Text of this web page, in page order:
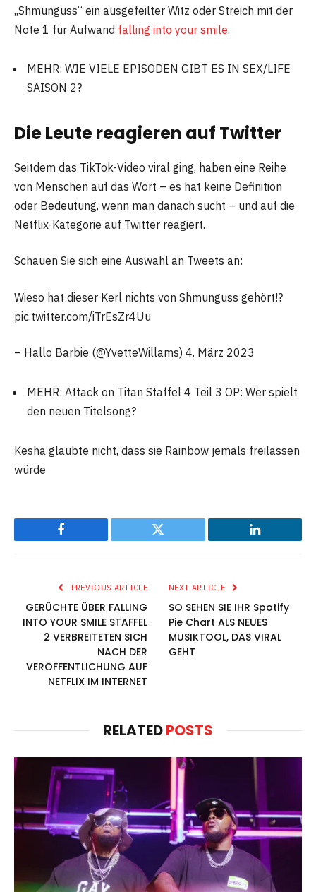
„Shmunguss“ ein ausgefeilter Witz oder Streich mit der
Note 1 für Aufwand falling into your smile.
MEHR: WIE VIELE EPISODEN GIBT ES IN SEX/LIFE
SAISON 2?
Die Leute reagieren auf Twitter
Seitdem das TikTok-Video viral ging, haben eine Reihe
von Menschen auf das Wort – es hat keine Definition
oder Bedeutung, wenn man danach sucht – und auf die
Netflix-Kategorie auf Twitter reagiert.
Schauen Sie sich eine Auswahl an Tweets an:
Wieso hat dieser Kerl nichts von Shmunguss gehört!?
pic.twitter.com/iTrEsZr4Uu
– Hallo Barbie (@YvetteWillams) 4. März 2023
MEHR: Attack on Titan Staffel 4 Teil 3 OP: Wer spielt
den neuen Titelsong?
Kesha glaubte nicht, dass sie Rainbow jemals freilassen
würde
Facebook Twitter LinkedIn
PREVIOUS ARTICLE
GERÜCHTE ÜBER FALLING
INTO YOUR SMILE STAFFEL
2 VERBREITETEN SICH
NACH DER
VERÖFFENTLICHUNG AUF
NETFLIX IM INTERNET
NEXT ARTICLE
SO SEHEN SIE IHR Spotify
Pie Chart ALS NEUES
MUSIKTOOL, DAS VIRAL
GEHT
RELATEDPOSTS